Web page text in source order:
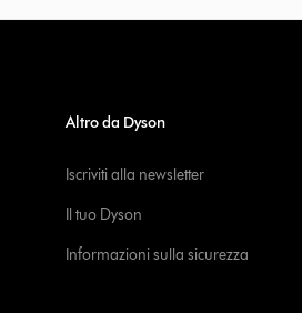
Altro da Dyson
Iscriviti alla newsletter
Il tuo Dyson
Informazioni sulla sicurezza